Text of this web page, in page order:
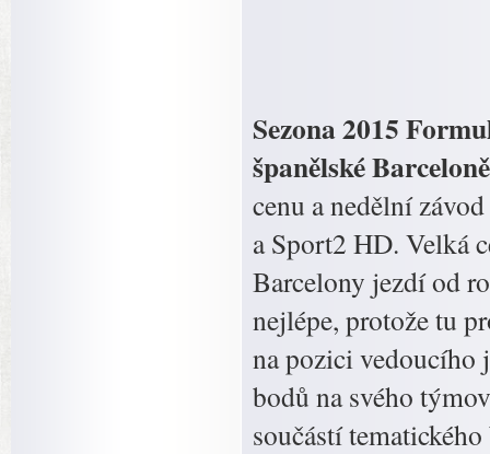
Sezona 2015
španělské
cenu a nedělní
a Sport2 HD. Velká
Barcelony jezdí od
nejlépe, protože tu
na pozici vedoucího
bodů na svého
součástí